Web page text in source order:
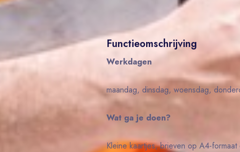
Functieomschrijving
Werkdagen
maandag, dinsdag, woensdag,
Wat ga je doen?
Kleine kaartjes, brieven op A4-